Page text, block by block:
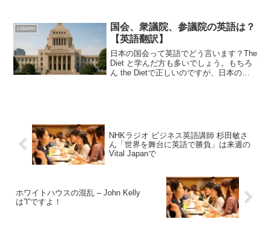
んな中、カリフォルニア州で筆記体を小
学校で教える...
column
国会、衆議院、参議院の英語は？
【英語翻訳】
日本の国会って英語でどう言います？The
Diet と学んだ方も多いでしょう。もちろ
ん the Dietで正しいのですが、日本の事
NHKラジオ ビジネス英語講師 杉田敏さ
ん「世界を舞台に英語で勝負」は来週の
Vital Japanで
ホワイトハウスの混乱 – John Kelly
は”l”ですよ！